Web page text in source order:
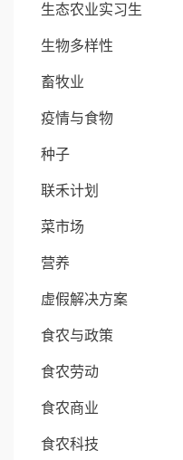
生态农业实习生
生物多样性
畜牧业
疫情与食物
种子
联禾计划
菜市场
营养
虚假解决方案
食农与政策
食农劳动
食农商业
食农科技